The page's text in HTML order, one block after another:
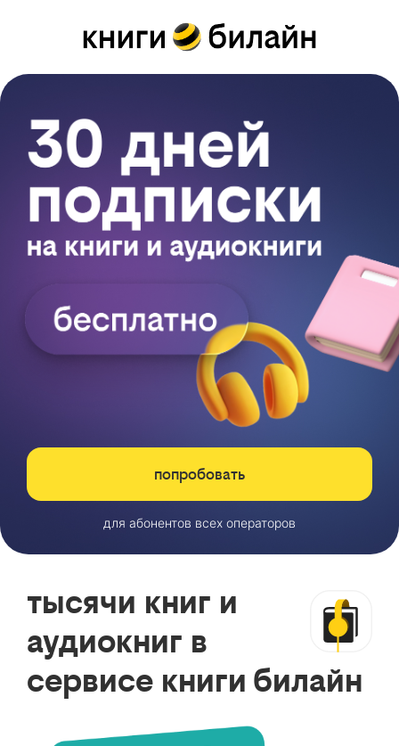
попробовать
для абонентов всех операторов
тысячи книг и
аудиокниг в
сервисе книги билайн